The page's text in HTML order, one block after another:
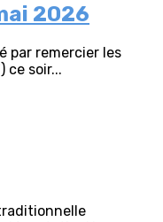
2026
par remercier les
ce soir...